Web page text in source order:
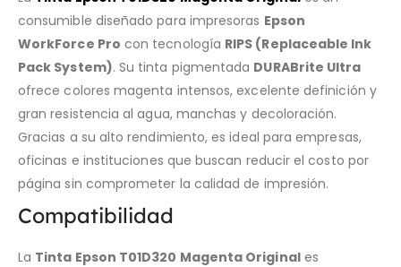
consumible diseñado para impresoras Epson
WorkForce Pro con tecnología RIPS (Replaceable Ink
Pack System). Su tinta pigmentada DURABrite Ultra
ofrece colores magenta intensos, excelente definición y
gran resistencia al agua, manchas y decoloración.
Gracias a su alto rendimiento, es ideal para empresas,
oficinas e instituciones que buscan reducir el costo por
página sin comprometer la calidad de impresión.
Compatibilidad
La Tinta Epson T01D320 Magenta Originales